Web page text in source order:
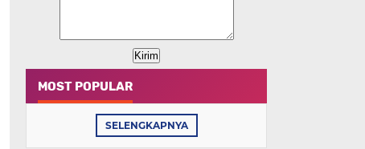
MOST POPULAR
SELENGKAPNYA